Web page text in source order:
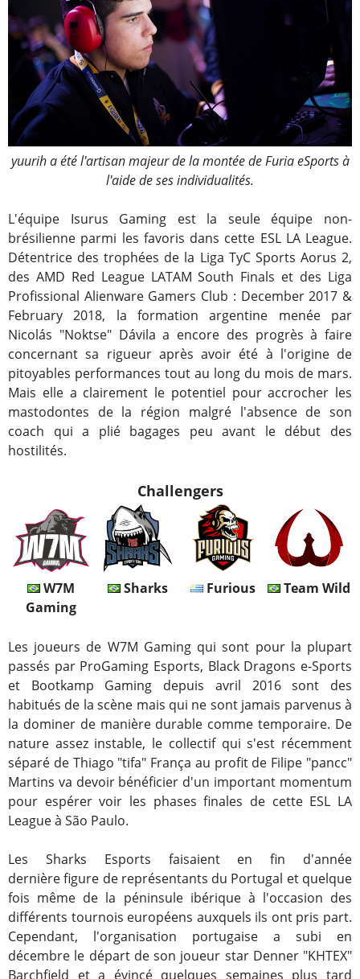
yuurih a été l'artisan majeur de la montée de Furia eSports à
l'aide de ses individualités.
L'équipe Isurus Gaming est la seule équipe non-
brésilienne parmi les favoris dans cette ESL LA League.
Détentrice des trophées de la Liga TyC Sports Aorus 2,
des AMD Red League LATAM South Finals et des Liga
Profissional Alienware Gamers Club : December 2017 &
February 2018, la formation argentine menée par
Nicolás "Noktse" Dávila a encore des progrès à faire
concernant sa rigueur après avoir été à l'origine de
pitoyables performances tout au long du mois de mars.
Mais elle a clairement le potentiel pour accrocher les
mastodontes de la région malgré l'absence de son
coach qui a plié bagages peu avant le début des
hostilités.
Challengers
W7M
Gaming
Sharks Furious Team Wild
Les joueurs de W7M Gaming qui sont pour la plupart
passés par ProGaming Esports, Black Dragons e-Sports
et Bootkamp Gaming depuis avril 2016 sont des
habitués de la scène mais qui ne sont jamais parvenus à
la dominer de manière durable comme temporaire. De
nature assez instable, le collectif qui s'est récemment
séparé de Thiago "tifa" França au profit de Filipe "pancc"
Martins va devoir bénéficier d'un important momentum
pour espérer voir les phases finales de cette ESL LA
League à São Paulo.
Les Sharks Esports faisaient en fin d'année
dernière figure de représentants du Portugal et quelque
fois même de la péninsule ibérique à l'occasion des
différents tournois européens auxquels ils ont pris part.
Cependant, l'organisation portugaise a subi en
décembre le départ de son joueur star Denner "KHTEX"
Barchfield et a évincé quelques semaines plus tard